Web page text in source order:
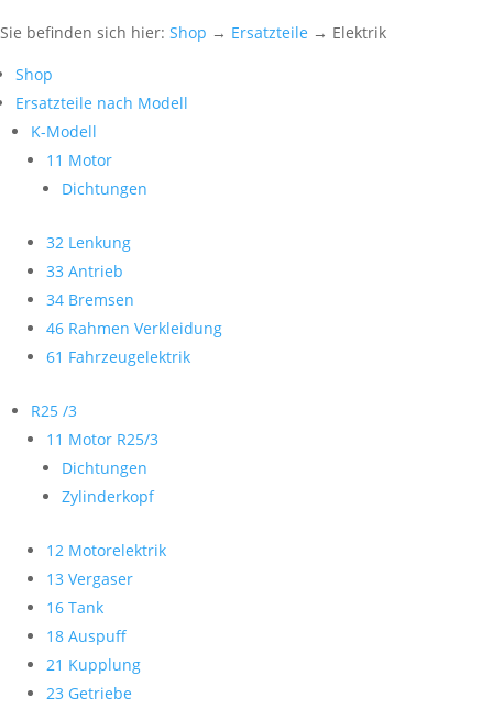
Sie befinden sich hier: Shop → Ersatzteile → Elektrik
Shop
Ersatzteile nach Modell
K-Modell
11 Motor
Dichtungen
32 Lenkung
33 Antrieb
34 Bremsen
46 Rahmen Verkleidung
61 Fahrzeugelektrik
R25 /3
11 Motor R25/3
Dichtungen
Zylinderkopf
12 Motorelektrik
13 Vergaser
16 Tank
18 Auspuff
21 Kupplung
23 Getriebe